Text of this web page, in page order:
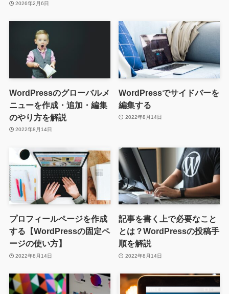
2026年2月6日
WordPressのグローバルメ
ニューを作成・追加・編集
のやり方を解説
2022年8月14日
WordPressでサイドバーを
編集する
2022年8月14日
プロフィールページを作成
する【WordPressの固定ペ
ージの使い方】
2022年8月14日
記事を書く上で必要なこと
とは？WordPressの投稿手
順を解説
2022年8月14日